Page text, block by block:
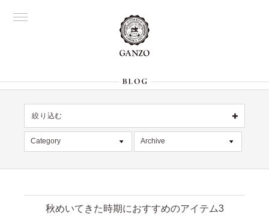
絞り込む
OFFICIAL 銀座
Director's
Category Archive
秋めいてきた時期におすすめのアイテム3